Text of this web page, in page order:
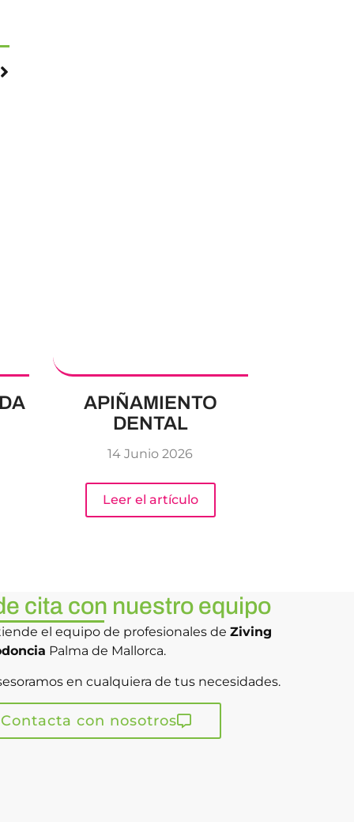
APIÑAMIENTO
DENTAL
14 Junio 2026
Leer el artículo
cita con nuestro equipo
el equipo de profesionales deZiving
Palma de Mallorca.
en cualquiera de tus necesidades.
Contacta con nosotros